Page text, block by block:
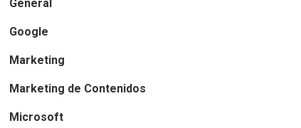
General
Google
Marketing
Marketing de Contenidos
Microsoft